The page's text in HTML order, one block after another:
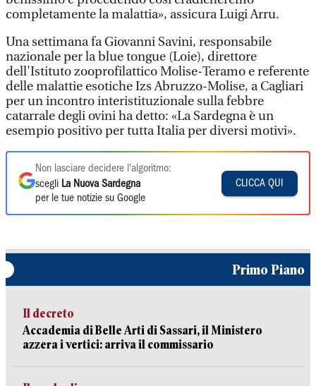
completamente la malattia», assicura Luigi Arru.
Una settimana fa Giovanni Savini, responsabile
nazionale per la blue tongue (Loie), direttore
dell'Istituto zooprofilattico Molise-Teramo e referente
delle malattie esotiche Izs Abruzzo-Molise, a Cagliari
per un incontro interistituzionale sulla febbre
catarrale degli ovini ha detto: «La Sardegna è un
esempio positivo per tutta Italia per diversi motivi».
Non lasciare decidere l'algoritmo:
scegli La Nuova Sardegna
per le tue notizie su Google
CLICCA QUI
Primo Piano
Il decreto
Accademia di Belle Arti di Sassari, il Ministero
azzera i vertici: arriva il commissario